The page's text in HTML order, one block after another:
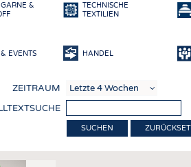
&
TECHNISCHE
TEXTILIEN
EVENTS HANDEL
ZEITRAUM